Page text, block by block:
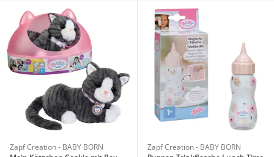
Zapf Creation - BABY BORN
Zapf Creation - BABY BORN